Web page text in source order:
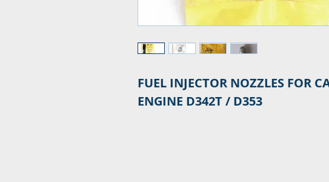
FUEL INJECTOR NOZZLES FOR
ENGINE D342T / D353